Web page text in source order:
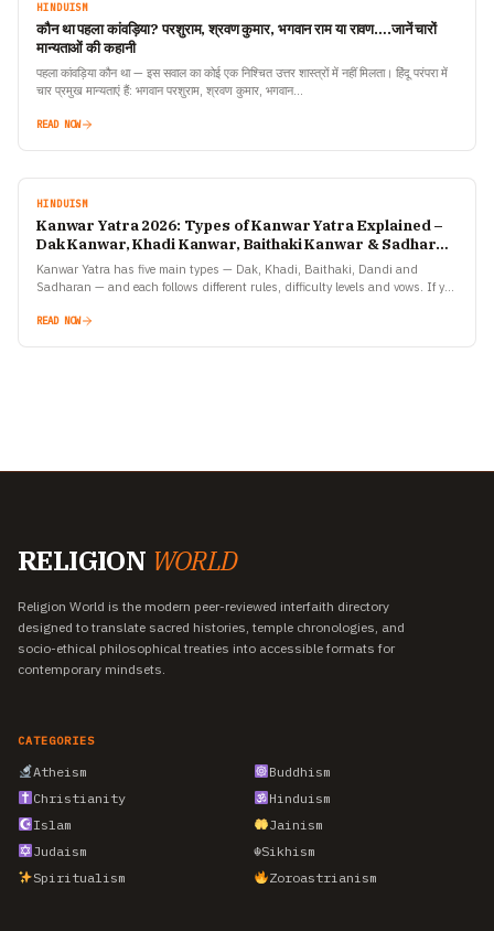
HINDUISM
कौन था पहला कांवड़िया? परशुराम, श्रवण कुमार, भगवान राम या रावण….जानें चारों
मान्यताओं की कहानी
पहला कांवड़िया कौन था — इस सवाल का कोई एक निश्चित उत्तर शास्त्रों में नहीं मिलता। हिंदू परंपरा में
चार प्रमुख मान्यताएं हैं: भगवान परशुराम, श्रवण कुमार, भगवान…
READ NOW
HINDUISM
Kanwar Yatra 2026: Types of Kanwar Yatra Explained –
Dak Kanwar, Khadi Kanwar, Baithaki Kanwar & Sadharan
Kanwar
Kanwar Yatra has five main types — Dak, Khadi, Baithaki, Dandi and
Sadharan — and each follows different rules, difficulty levels and vows. If you
READ NOW
RELIGION WORLD
Religion World is the modern peer-reviewed interfaith directory
designed to translate sacred histories, temple chronologies, and
socio-ethical philosophical treaties into accessible formats for
contemporary mindsets.
CATEGORIES
Atheism
Buddhism
Christianity
Hinduism
Islam
Jainism
Judaism
☬Sikhism
Spiritualism
Zoroastrianism